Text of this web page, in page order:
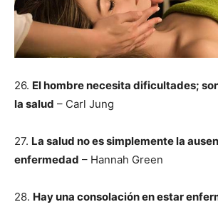
26. El hombre necesita dificultades;
la salud – Carl Jung
27. La salud no es simplemente la
enfermedad – Hannah Green
28. Hay una consolación en estar